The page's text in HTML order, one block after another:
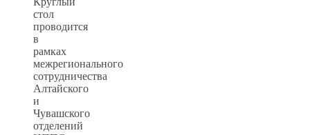
стол
проводится
в
рамках
межрегионального
сотрудничества
Алтайского
и
Чувашского
отделений